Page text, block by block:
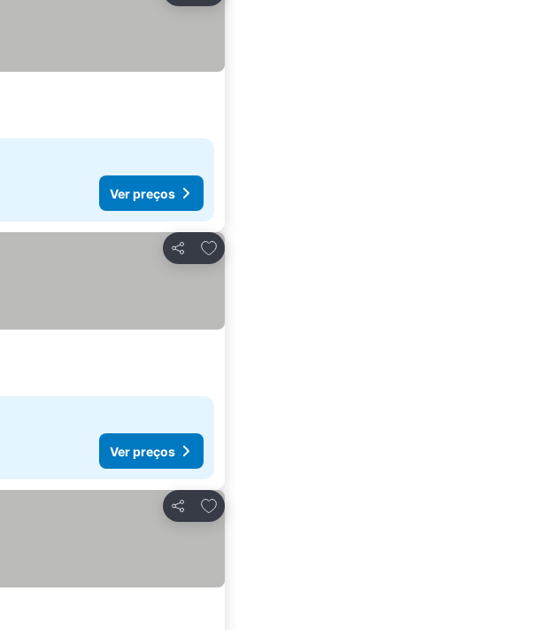
Ver preços
Partilhar
Adicionar aos favoritos
Ver preços
Partilhar
Adicionar aos favoritos